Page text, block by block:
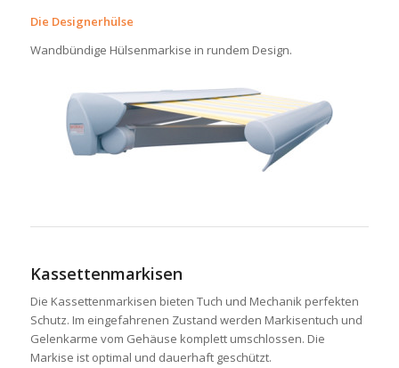
Die Designerhülse
Wandbündige Hülsenmarkise in rundem Design.
Kassettenmarkisen
Die Kassettenmarkisen bieten Tuch und Mechanik perfekten
Schutz. Im eingefahrenen Zustand werden Markisentuch und
Gelenkarme vom Gehäuse komplett umschlossen. Die
Markise ist optimal und dauerhaft geschützt.